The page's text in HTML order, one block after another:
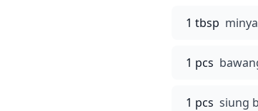
1 tbsp
1 pcs
1 pcs siung